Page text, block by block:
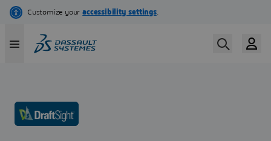
Ugrás
tartalomra